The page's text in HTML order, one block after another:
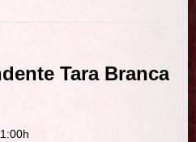
Tara Branca